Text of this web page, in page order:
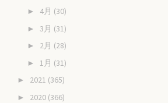
► 4月 (30)
► 3月 (31)
► 2月 (28)
► 1月 (31)
► 2021 (365)
► 2020 (366)